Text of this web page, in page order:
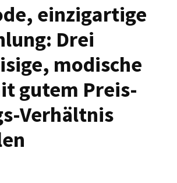
einzigartige
Drei
modische
gutem Preis-
Verhältnis